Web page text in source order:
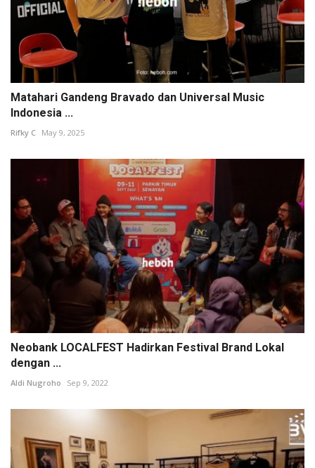
Matahari Gandeng Bravado dan Universal Music
Indonesia ...
Rifky C May 9, 2025
Neobank LOCALFEST Hadirkan Festival Brand Lokal
dengan ...
Aldi Nugroho Sep 9, 2022